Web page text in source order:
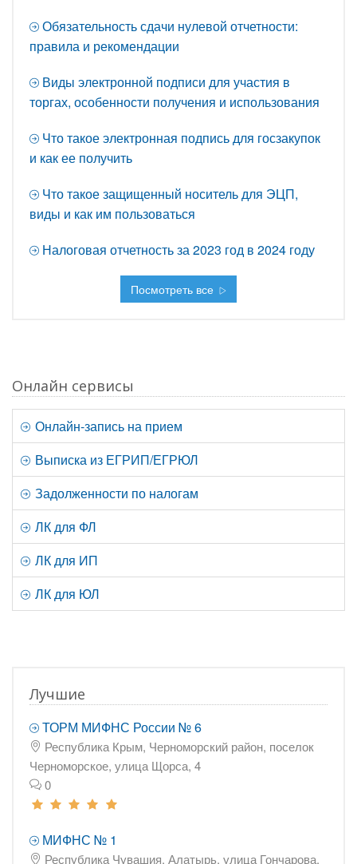
Обязательность сдачи нулевой отчетности:
правила и рекомендации
Виды электронной подписи для участия в
торгах, особенности получения и использования
Что такое электронная подпись для госзакупок
и как ее получить
Что такое защищенный носитель для ЭЦП,
виды и как им пользоваться
Налоговая отчетность за 2023 год в 2024 году
Посмотреть все
Онлайн сервисы
Онлайн-запись на прием
Выписка из ЕГРИП/ЕГРЮЛ
Задолженности по налогам
ЛК для ФЛ
ЛК для ИП
ЛК для ЮЛ
Лучшие
ТОРМ МИФНС России № 6
Республика Крым, Черноморский район, поселок
Черноморское, улица Щорса, 4
0
МИФНС № 1
Республика Чувашия, Алатырь, улица Гончарова,